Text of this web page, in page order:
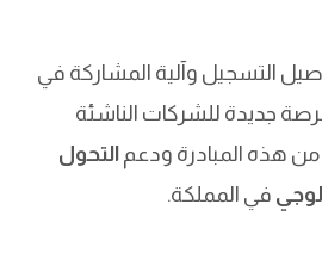
التسجيل وآلية المشاركة في
جديدة للشركات الناشئة
من هذه المبادرة ودعم التحول
في المملكة.